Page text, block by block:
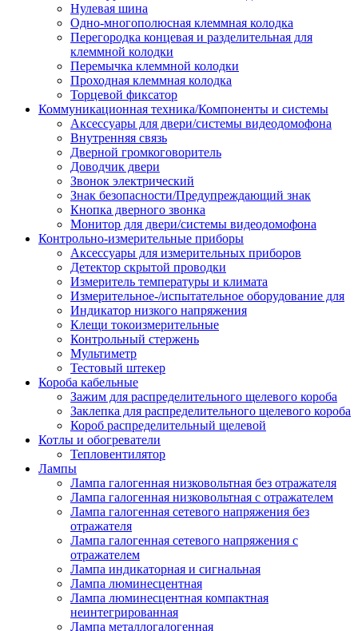
Нулевая шина
Одно-многополюсная клеммная колодка
Перегородка концевая и разделительная для
клеммной колодки
Перемычка клеммной колодки
Проходная клеммная колодка
Торцевой фиксатор
Коммуникационная техника/Компоненты и системы
Аксессуары для двери/системы видеодомофона
Внутренняя связь
Дверной громкоговоритель
Доводчик двери
Звонок электрический
Знак безопасности/Предупреждающий знак
Кнопка дверного звонка
Монитор для двери/системы видеодомофона
Контрольно-измерительные приборы
Аксессуары для измерительных приборов
Детектор скрытой проводки
Измеритель температуры и климата
Измерительное-/испытательное оборудование для
Индикатор низкого напряжения
Клещи токоизмерительные
Контрольный стержень
Мультиметр
Тестовый штекер
Короба кабельные
Зажим для распределительного щелевого короба
Заклепка для распределительного щелевого короба
Короб распределительный щелевой
Котлы и обогреватели
Тепловентилятор
Лампы
Лампа галогенная низковольтная без отражателя
Лампа галогенная низковольтная с отражателем
Лампа галогенная сетевого напряжения без
отражателя
Лампа галогенная сетевого напряжения с
отражателем
Лампа индикаторная и сигнальная
Лампа люминесцентная
Лампа люминесцентная компактная
неинтегрированная
Лампа металлогалогенная